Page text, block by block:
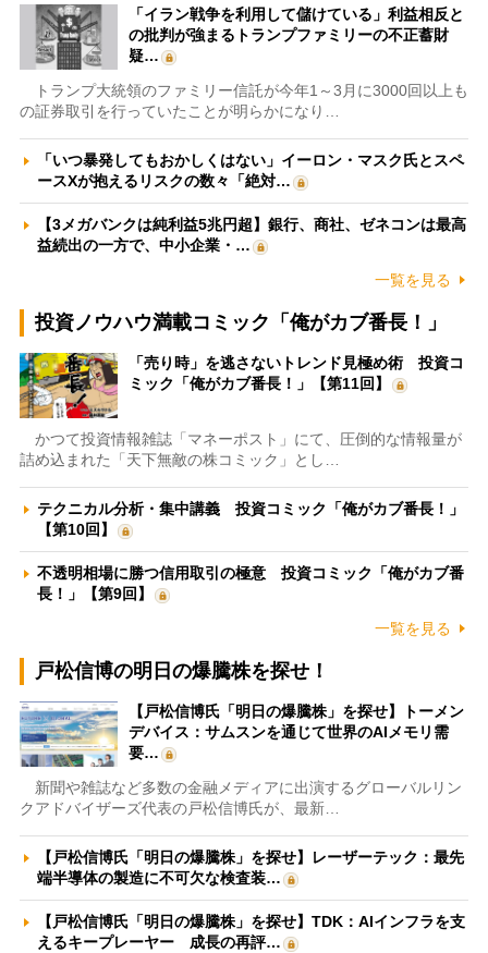
「イラン戦争を利用して儲けている」利益相反と
の批判が強まるトランプファミリーの不正蓄財
疑…
トランプ大統領のファミリー信託が今年1～3月に3000回以上も
の証券取引を行っていたことが明らかになり…
「いつ暴発してもおかしくはない」イーロン・マスク氏とスペ
ースXが抱えるリスクの数々「絶対…
【3メガバンクは純利益5兆円超】銀行、商社、ゼネコンは最高
益続出の一方で、中小企業・…
一覧を見る
投資ノウハウ満載コミック「俺がカブ番長！」
「売り時」を逃さないトレンド見極め術 投資コ
ミック「俺がカブ番長！」【第11回】
かつて投資情報雑誌「マネーポスト」にて、圧倒的な情報量が
詰め込まれた「天下無敵の株コミック」とし…
テクニカル分析・集中講義 投資コミック「俺がカブ番長！」
【第10回】
不透明相場に勝つ信用取引の極意 投資コミック「俺がカブ番
長！」【第9回】
一覧を見る
戸松信博の明日の爆騰株を探せ！
【戸松信博氏「明日の爆騰株」を探せ】トーメン
デバイス：サムスンを通じて世界のAIメモリ需
要…
新聞や雑誌など多数の金融メディアに出演するグローバルリン
クアドバイザーズ代表の戸松信博氏が、最新…
【戸松信博氏「明日の爆騰株」を探せ】レーザーテック：最先
端半導体の製造に不可欠な検査装…
【戸松信博氏「明日の爆騰株」を探せ】TDK：AIインフラを支
えるキープレーヤー 成長の再評…